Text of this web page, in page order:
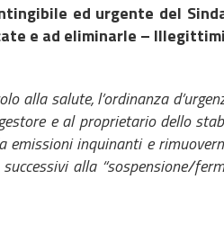
ed urgente del
e ad eliminarle –
alla salute, l’ordinanza
e al proprietario dello
inquinanti e
alla “sospensione/